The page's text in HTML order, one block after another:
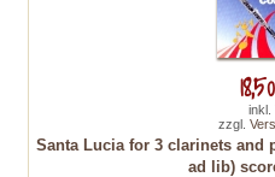
Santa Lucia for 3 clarinets and
ad lib)
inkl.
zzgl.